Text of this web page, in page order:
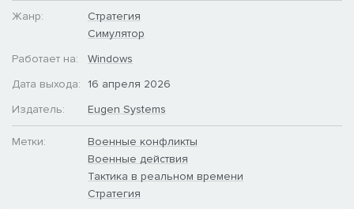
Ютландская дивизия (Jyske Division)
одним из первых вступит в бой, используя лучшее
вооружение страны:LEOPARD 1A5-DK
многоцелевой самолёт ""Draken""F-35XD WDNS
Жанр:
Стратегия
Симулятор
Работает на:
Windows
Дата выхода:
16 апреля 2026
Издатель:
Eugen Systems
Метки:
Военные конфликты
Военные действия
Тактика в реальном времени
Стратегия